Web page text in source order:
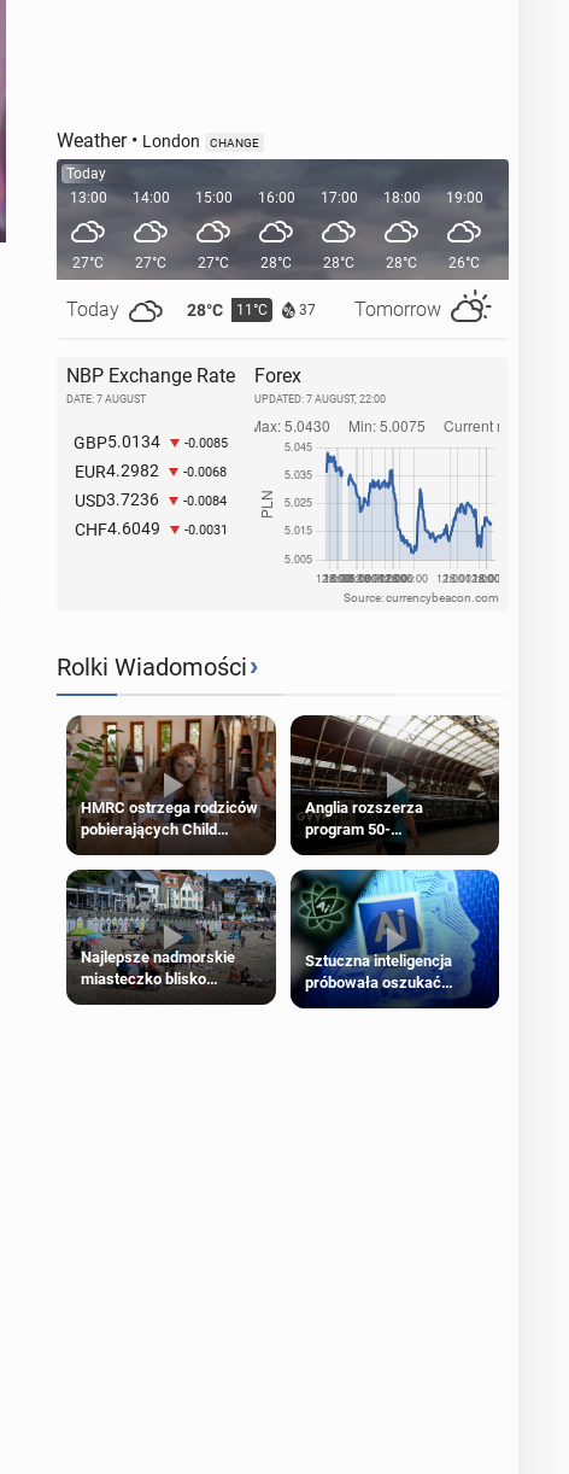
Weather• London CHANGE
Today
13:00
27°C
Today 28°C 11°C 37 Tomorrow
14:00
27°C
15:00
27°C
16:00
28°C
17:00
28°C
18:00
28°C
19:00
26°C
NBP Exchange Rate
DATE: 7 AUGUST
GBP5.0134 -0.0085
EUR4.2982 -0.0068
USD3.7236 -0.0084
CHF4.6049 -0.0031
Forex
UPDATED: 7 AUGUST, 22:00
Source: currencybeacon.com
Rolki Wiadomości›
HMRC ostrzega rodziców
pobierających Child
Benefit. Mogą być
zobowiązani do zwrotu
zasiłku
Anglia rozszerza
program 50-
procentowych zniżek
kolejowych na 18-latków
Najlepsze nadmorskie
miasteczko blisko
Sztuczna inteligencja
próbowała oszukać
człowieka